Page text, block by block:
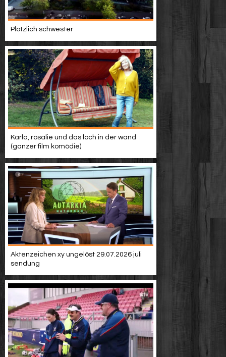
Plötzlich schwester
Karla, rosalie und das loch in der wand
(ganzer film komödie)
Aktenzeichen xy ungelöst 29.07.2026 juli
sendung